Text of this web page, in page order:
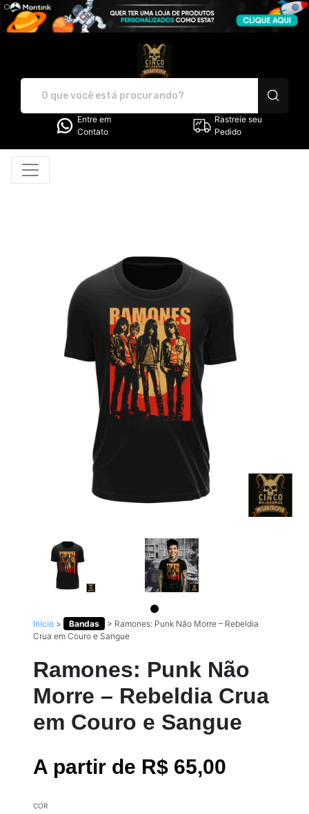
Entre em
Contato
Rastreie seu
Pedido
Início > Bandas > Ramones: Punk Não Morre – Rebeldia
Crua em Couro e Sangue
Ramones: Punk Não
Morre – Rebeldia Crua
em Couro e Sangue
A partir de R$ 65,00
COR